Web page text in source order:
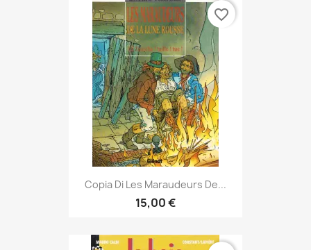
Copia Di Les Maraudeurs De...
15,00 €
favorite_border